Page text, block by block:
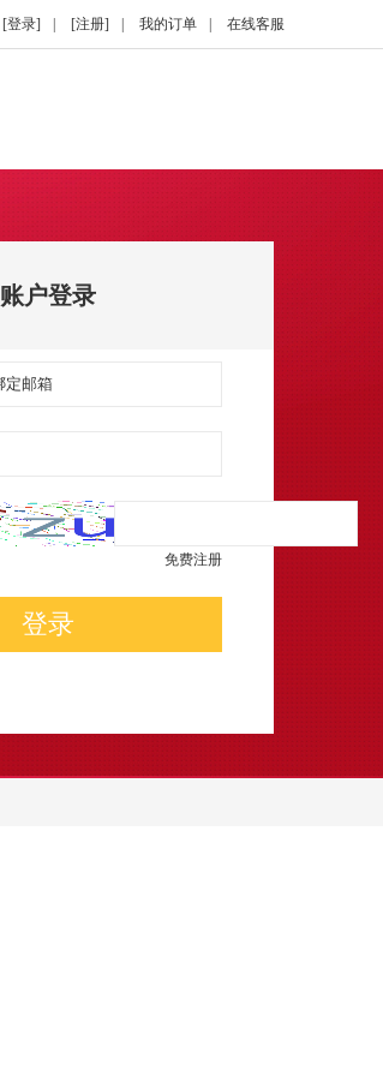
[登录] [注册] 我的订单 在线客服
账户登录
免费注册
登录